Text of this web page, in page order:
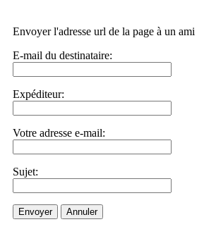
Envoyer l'adresse url de la page à un ami
E-mail du destinataire:
Expéditeur:
Votre adresse e-mail:
Sujet:
Envoyer Annuler